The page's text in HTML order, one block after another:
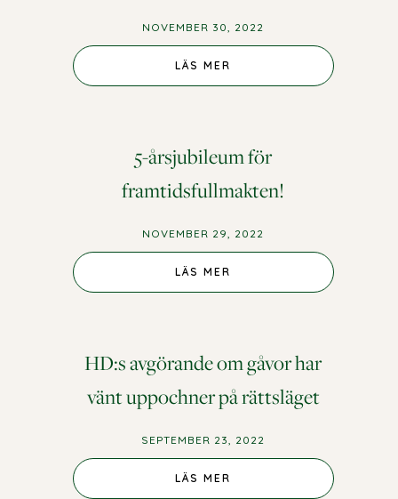
NOVEMBER 30, 2022
LÄS MER
5-årsjubileum för
framtidsfullmakten!
NOVEMBER 29, 2022
LÄS MER
HD:s avgörande om gåvor har
vänt uppochner på rättsläget
SEPTEMBER 23, 2022
LÄS MER